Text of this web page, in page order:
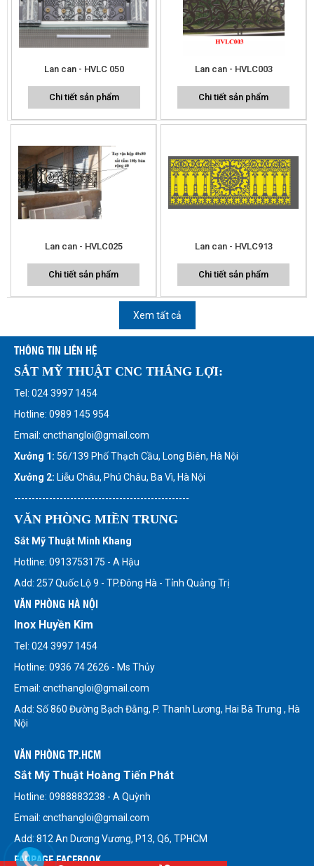
Lan can - HVLC 050
Chi tiết sản phẩm
Lan can - HVLC003
Chi tiết sản phẩm
Lan can - HVLC025
Chi tiết sản phẩm
Lan can - HVLC913
Chi tiết sản phẩm
Xem tất cả
THÔNG TIN LIÊN HỆ
SẮT MỸ THUẬT CNC THẮNG LỢI:
Tel: 024 3997 1454
Hotline: 0989 145 954
Email: cncthangloi@gmail.com
Xưởng 1: 56/139 Phố Thạch Cầu, Long Biên, Hà Nội
Xưởng 2: Liễu Châu, Phú Châu, Ba Vì, Hà Nội
--------------------------------------------------
VĂN PHÒNG MIỀN TRUNG
Sắt Mỹ Thuật Minh Khang
Hotline: 0913753175 - A Hậu
Add: 257 Quốc Lộ 9 - TP.Đông Hà - Tỉnh Quảng Trị
VĂN PHÒNG HÀ NỘI
Inox Huyền Kim
Tel: 024 3997 1454
Hotline: 0936 74 2626 - Ms Thủy
Email: cncthangloi@gmail.com
Add: Số 860 Đường Bạch Đằng, P. Thanh Lương, Hai Bà Trưng , Hà
Nội
VĂN PHÒNG TP.HCM
Sắt Mỹ Thuật Hoàng Tiến Phát
Hotline: 0988883238 - A Quỳnh
Email: cncthangloi@gmail.com
Add: 812 An Dương Vương, P13, Q6, TPHCM
FANPAGE FACEBOOK